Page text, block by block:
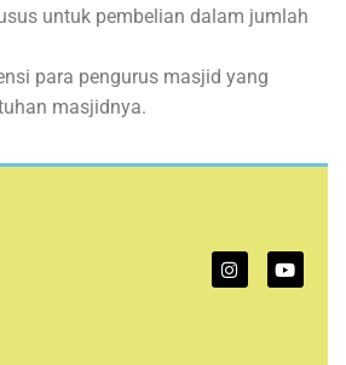
untuk pembelian dalam jumlah
para pengurus masjid yang
masjidnya.